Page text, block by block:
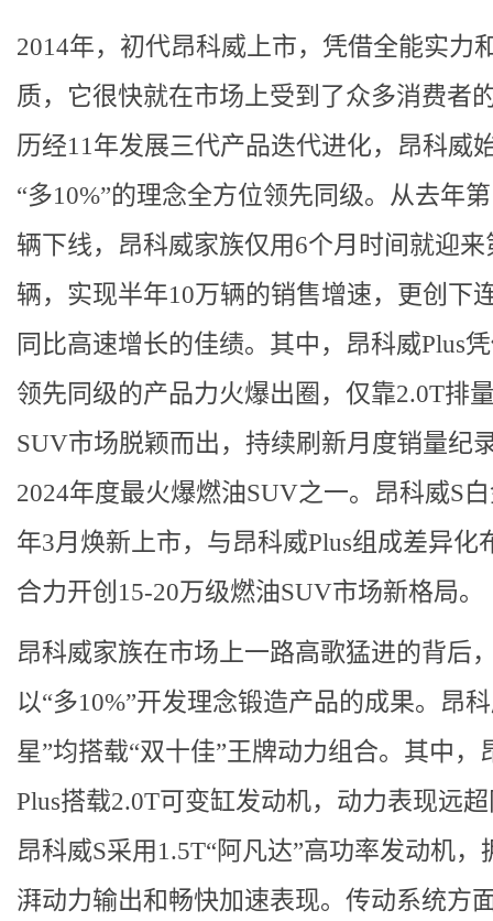
2014年，初代昂科威上市，凭借全能实力
质，它很快就在市场上受到了众多消费者
历经11年发展三代产品迭代进化，昂科威
“多10%”的理念全方位领先同级。从去年
辆下线，昂科威家族仅用6个月时间就迎来
辆，实现半年10万辆的销售增速，更创下
同比高速增长的佳绩。其中，昂科威Plus
领先同级的产品力火爆出圈，仅靠2.0T排
SUV市场脱颖而出，持续刷新月度销量纪
2024年度最火爆燃油SUV之一。昂科威S
年3月焕新上市，与昂科威Plus组成差异化
合力开创15-20万级燃油SUV市场新格局。
昂科威家族在市场上一路高歌猛进的背后
以“多10%”开发理念锻造产品的成果。昂
星”均搭载“双十佳”王牌动力组合。其中，
Plus搭载2.0T可变缸发动机，动力表现远
昂科威S采用1.5T“阿凡达”高功率发动机，
湃动力输出和畅快加速表现。传动系统方